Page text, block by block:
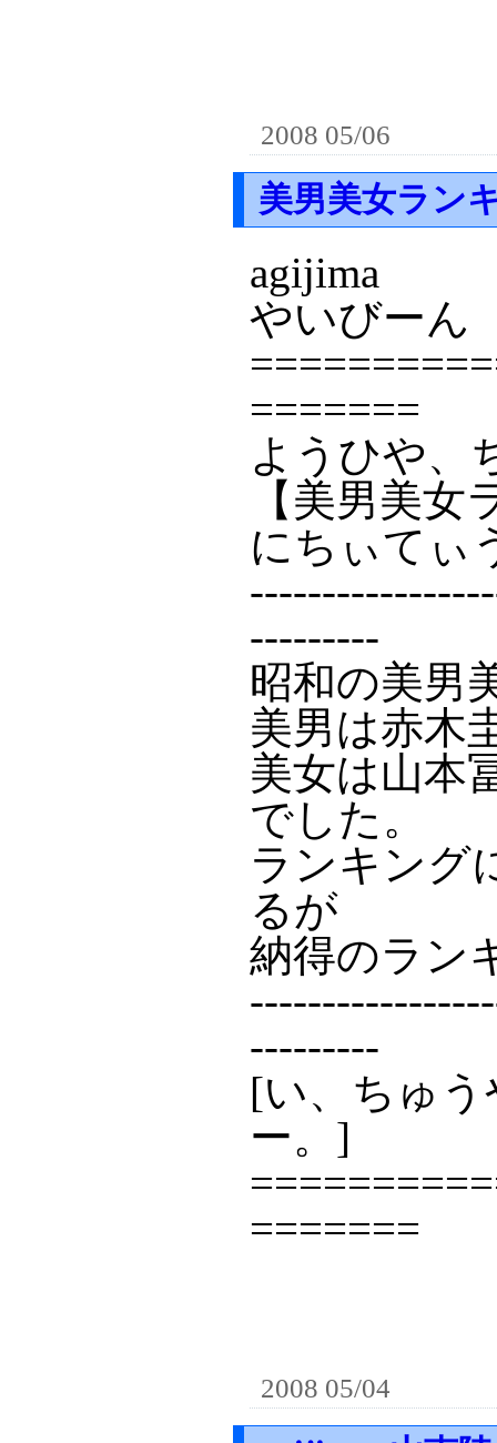
2008 05/06
美男美女ラン
agijima
やいびーん
=======
ようひや、
【美男美女
にちぃてぃ
---------
昭和の美男
美男は赤木
美女は山本
でした。
ランキング
るが
納得のラン
---------
[い、ちゅ
ー。]
=======
2008 05/04